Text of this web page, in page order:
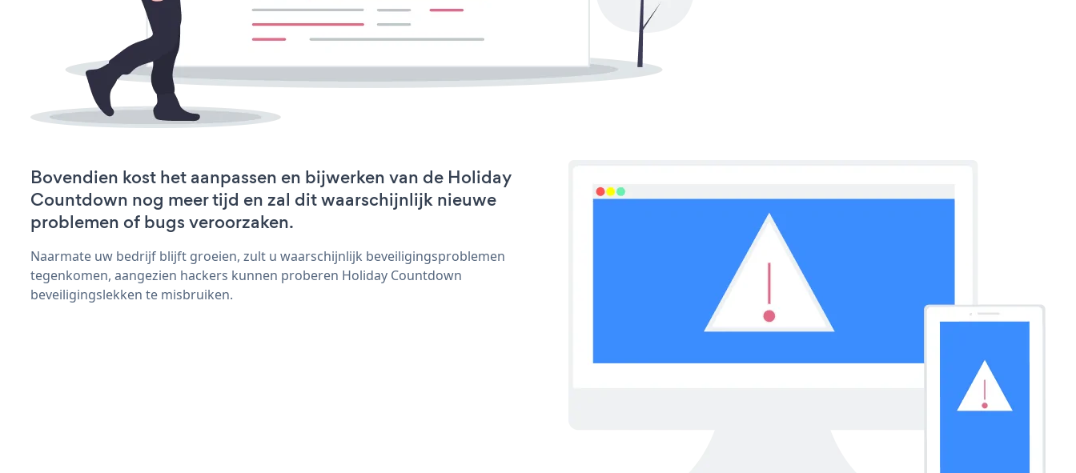
Bovendien kost het aanpassen en bijwerken van de Holiday
Countdown nog meer tijd en zal dit waarschijnlijk nieuwe
problemen of bugs veroorzaken.
Naarmate uw bedrijf blijft groeien, zult u waarschijnlijk beveiligingsproblemen
tegenkomen, aangezien hackers kunnen proberen Holiday Countdown
beveiligingslekken te misbruiken.